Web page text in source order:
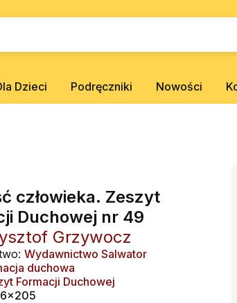
Dzieci Podręczniki Nowości
człowieka. Zeszyt
Duchowej nr 49
Grzywocz
Wydawnictwo Salwator
duchowa
Formacji Duchowej